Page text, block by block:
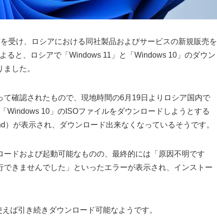
受け、ロシアにおける同社製品およびサービスの新規販売を
ると、ロシアで「Windows 11」と「Windows 10」のダウン
した。
て確認されたもので、現地時間の6月19日よりロシア国内で
Windows 10」のISOファイルをダウンロードしようとする
が表示され、ダウンロード出来なくなっているそうです。
ドおよび起動可能なものの、最終的には「原因不明です
きませんでした」といったエラーが表示され、インストー
ば引き続きダウンロード可能なようです。